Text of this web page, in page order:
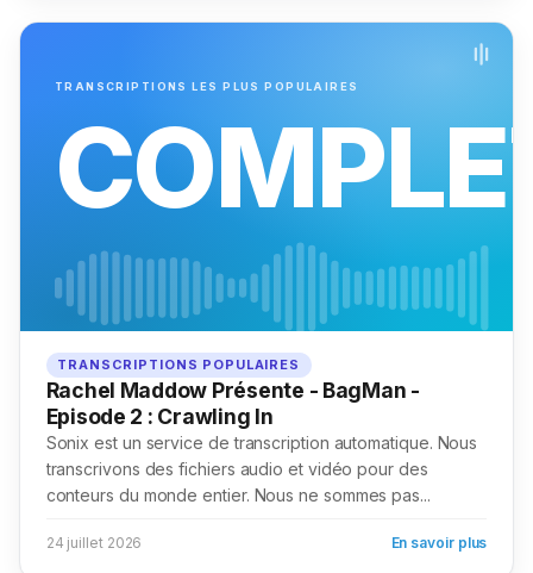
TRANSCRIPTIONS LES PLUS POPULAIRES
TRANSCRIPTIONS POPULAIRES
Rachel Maddow Présente - BagMan -
Episode 2 : Crawling In
Sonix est un service de transcription automatique. Nous
transcrivons des fichiers audio et vidéo pour des
conteurs du monde entier. Nous ne sommes pas...
24 juillet 2026 En savoir plus